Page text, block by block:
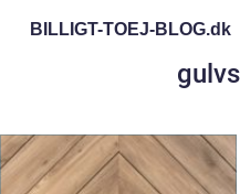
BILLIGT-TOEJ-BLOG.dk